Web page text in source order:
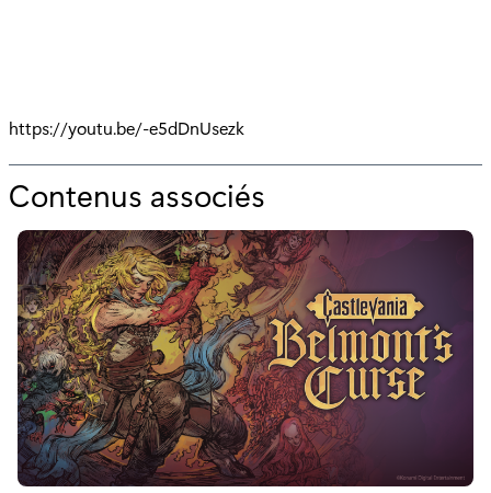
https://youtu.be/-e5dDnUsezk
Contenus associés
o
u
r
"
D
u
X